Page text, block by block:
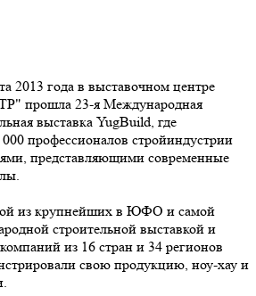
2013 года в выставочном центре
прошла 23-я Международная
выставка YugBuild, где
профессионалов стройиндустрии
представляющими современные
из крупнейших в ЮФО и самой
строительной выставкой и
из 16 стран и 34 регионов
свою продукцию, ноу-хау и